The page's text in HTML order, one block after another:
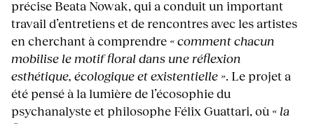
précise Beata Nowak, qui a conduit un important
travail d’entretiens et de rencontres avec les artistes
en cherchant à comprendre « comment chacun
mobilise le motif floral dans une réflexion
esthétique, écologique et existentielle ». Le projet a
été pensé à la lumière de l’écosophie du
psychanalyste et philosophe Félix Guattari, où « la